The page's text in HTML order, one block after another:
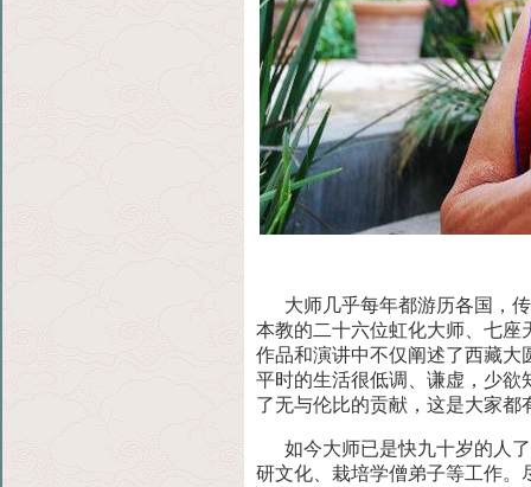
大师几乎每年都游历各国，传
本教的二十六位虹化大师、七座
作品和演讲中不仅阐述了西藏大
平时的生活很低调、谦虚，少欲
了无与伦比的贡献，这是大家都
如今大师已是快九十岁的人了
研文化、栽培学僧弟子等工作。